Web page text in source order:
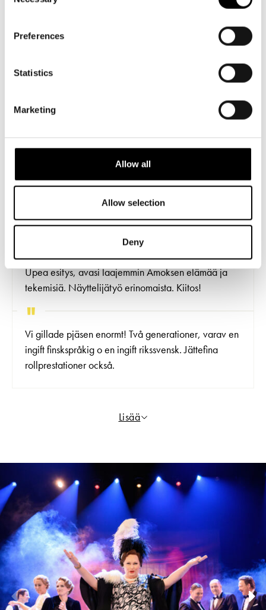
Preferences
Statistics
Marketing
Allow all
Allow selection
Deny
positiivisine ja negatiivisine piirteineen. Kannatti tulla
Bra pjäs. Goda skådespelarprestationer och trevlig
regi
Upea esitys, avasi laajemmin Amoksen elämää ja
tekemisiä. Näyttelijätyö erinomaista. Kiitos!
Vi gillade pjäsen enormt! Två generationer, varav en
ingift finskspråkig o en ingift rikssvensk. Jättefina
rollprestationer också.
Lisää